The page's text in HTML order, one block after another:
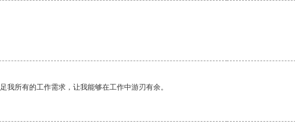
我所有的工作需求，让我能够在工作中游刃有余。